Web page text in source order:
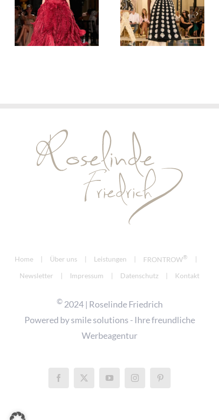
Haute
Couture
Herbst/Winter
2026/27
Haute
Couture
Herbst/Winter
2026/27
Home Über uns Leistungen FRONTROW®
Newsletter Impressum Datenschutz Kontakt
©2024 | Roselinde Friedrich
Powered bysmile solutions - Ihre freundliche
Werbeagentur